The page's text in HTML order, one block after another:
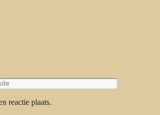
reactie plaats.